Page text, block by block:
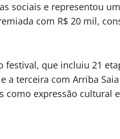
sociais e representou
com R$ 20 mil,
festival, que incluiu 21
a terceira com Arriba Saia
como expressão cultural